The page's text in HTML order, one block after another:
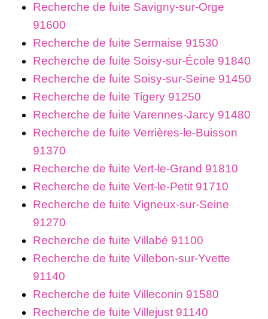
Recherche de fuite Savigny-sur-Orge
91600
Recherche de fuite Sermaise 91530
Recherche de fuite Soisy-sur-École 91840
Recherche de fuite Soisy-sur-Seine 91450
Recherche de fuite Tigery 91250
Recherche de fuite Varennes-Jarcy 91480
Recherche de fuite Verrières-le-Buisson
91370
Recherche de fuite Vert-le-Grand 91810
Recherche de fuite Vert-le-Petit 91710
Recherche de fuite Vigneux-sur-Seine
91270
Recherche de fuite Villabé 91100
Recherche de fuite Villebon-sur-Yvette
91140
Recherche de fuite Villeconin 91580
Recherche de fuite Villejust 91140